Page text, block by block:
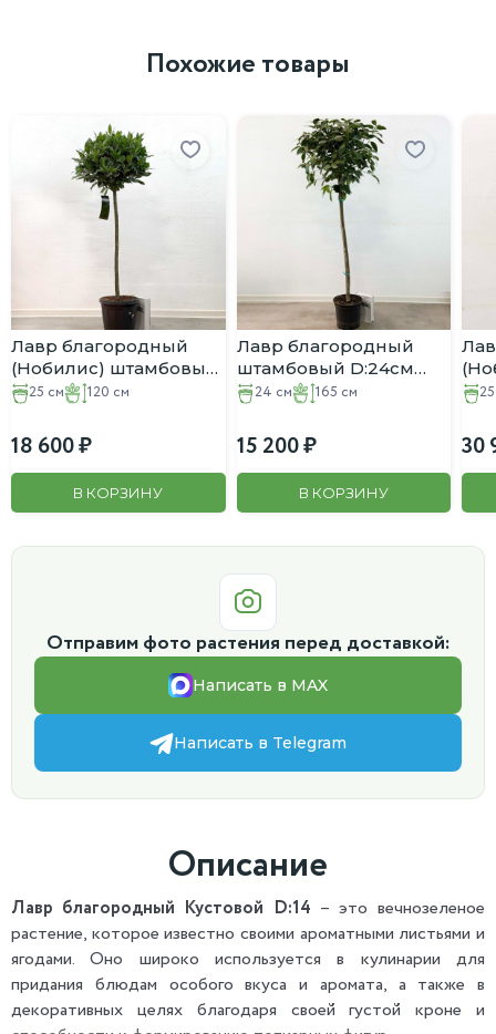
Похожие товары
Лавр благородный
(Нобилис) штамбовый
D:25см H:120см
25 см 120 см
18 600
В КОРЗИНУ
Лавр благородный
штамбовый D:24см
H:165см
24 см 165 см
15 200
В КОРЗИНУ
30
Отправим фото растения перед доставкой:
Написать в MAX
Написать в Telegram
Описание
Лавр благородный Кустовой D:14 – это вечнозеленое
растение, которое известно своими ароматными листьями и
ягодами. Оно широко используется в кулинарии для
придания блюдам особого вкуса и аромата, а также в
декоративных целях благодаря своей густой кроне и